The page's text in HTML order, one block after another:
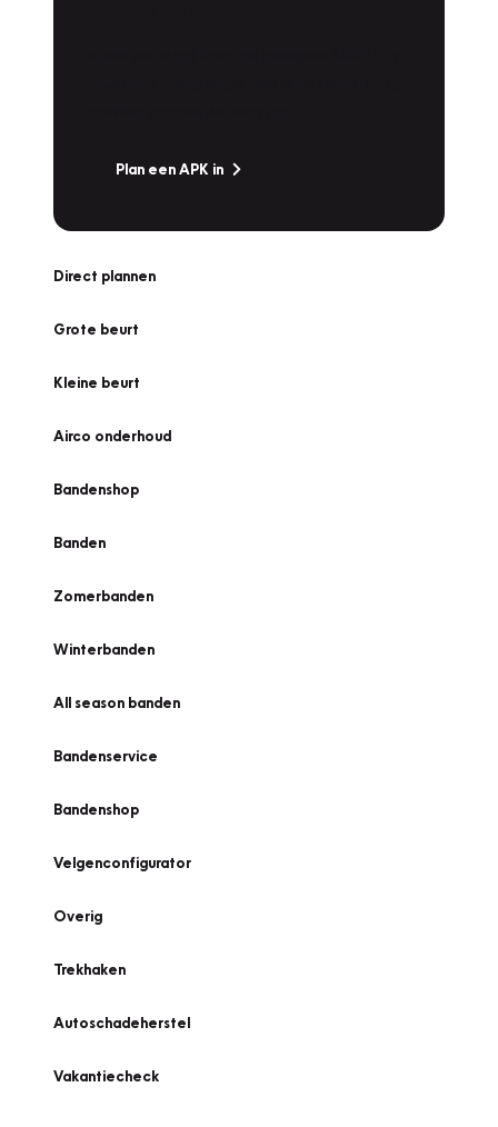
Plan een APK in
Direct plannen
Grote beurt
Kleine beurt
Airco onderhoud
Bandenshop
Banden
Zomerbanden
Winterbanden
All season banden
Bandenservice
Bandenshop
Velgenconfigurator
Overig
Trekhaken
Autoschadeherstel
Vakantiecheck